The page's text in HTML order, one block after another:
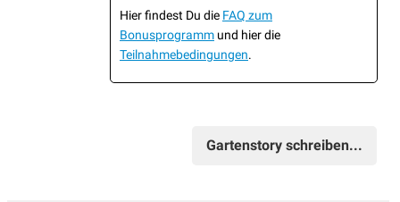
Hier findest Du die FAQ zum
Bonusprogramm und hier die
Teilnahmebedingungen.
Gartenstory schreiben...